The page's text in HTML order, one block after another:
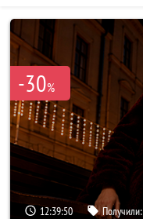
-30%
12:39:48 Получили: